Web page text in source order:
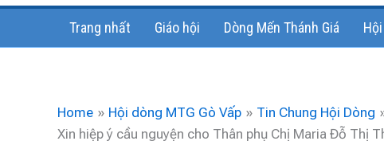
Trang nhất Giáo hội Dòng Mến Thánh Giá
Home Hội dòng MTG Gò Vấp
Tin Chung Hội Dòng
Xin hiệp ý cầu nguyện cho Thân phụ Chị Maria Đỗ Thị